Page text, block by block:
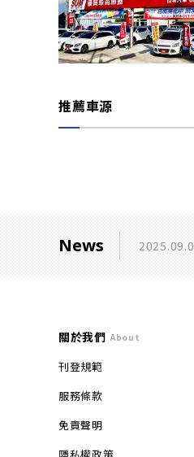
推薦車源
News
關於我們 About
刊登規範
服務條款
免責聲明